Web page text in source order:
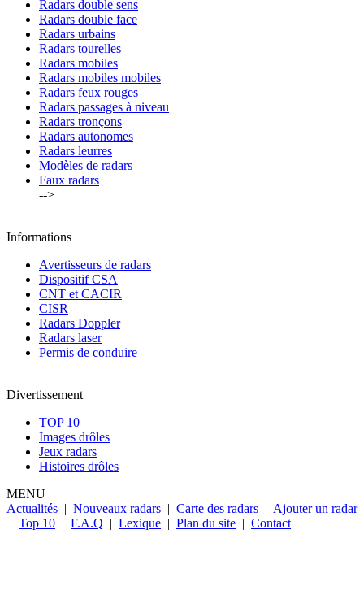
Radars double sens
Radars double face
Radars urbains
Radars tourelles
Radars mobiles
Radars mobiles mobiles
Radars feux rouges
Radars passages à niveau
Radars tronçons
Radars autonomes
Radars leurres
Modèles de radars
Faux radars
-->
Informations
Avertisseurs de radars
Dispositif CSA
CNT et CACIR
CISR
Radars Doppler
Radars laser
Permis de conduire
Divertissement
TOP 10
Images drôles
Jeux radars
Histoires drôles
MENU
Actualités | Nouveaux radars | Carte des radars | Ajouter un radar
| Top 10 | F.A.Q | Lexique | Plan du site | Contact